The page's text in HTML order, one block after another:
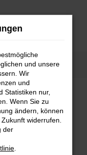
und unsere
Wir
und
Statistiken nur,
Wenn Sie zu
ändern, können
widerrufen.
der